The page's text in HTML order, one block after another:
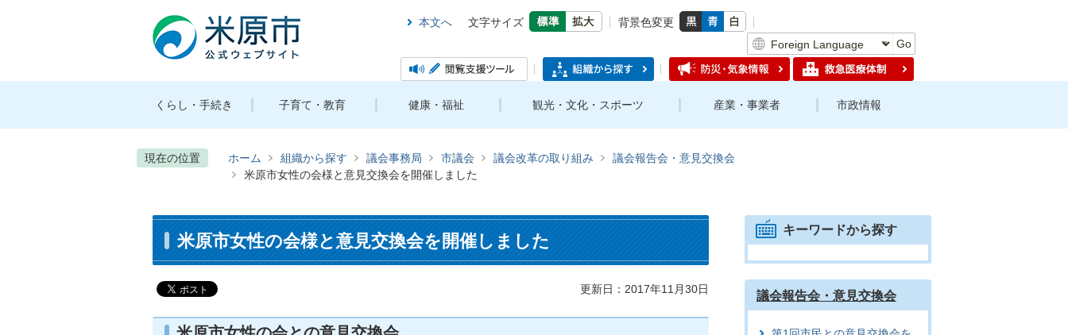
本文へ 文字サイズ
背景色変更
Go
くらし・手続き 子育て・教育 健康・福祉 観光・文化・スポーツ 産業・事業者 市政情報
現在の位置 ホーム 組織から探す 議会事務局 市議会 議会改革の取り組み
議会報告会・意見交換会
米原市女性の会様と意見交換会を開催しました
米原市女性の会様と意見交換会を開催しました
更新日：2017年11月30日
キーワードから探す
議会報告会・意見交換会